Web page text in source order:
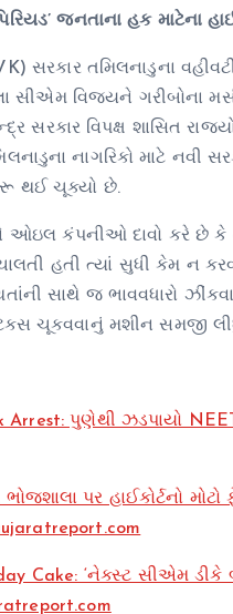
જનતાના હક માટેના
સરકાર તમિલનાડુના
સીએમ વિજયને ગરીબોના
સરકાર વિપક્ષ શાસિત
નાગરિકો માટે નવી
થઈ ચૂક્યો છે.
ઓઇલ કંપનીઓ દાવો કરે છે
હતી ત્યાં સુધી કેમ ન
સાથે જ ભાવવધારો
ચૂકવવાનું મશીન સમજી
પુણેથી ઝડપાયો
પર હાઈકોર્ટનો
Cake: ‘નેક્સ્ટ સીએમ ડીકે